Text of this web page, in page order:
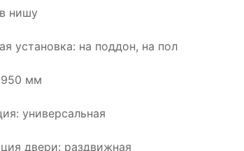
нишу
установка: на поддон, на пол
мм
универсальная
двери: раздвижная